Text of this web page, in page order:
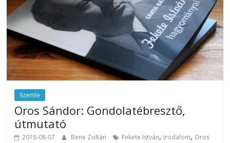
Szemle
Oros Sándor: Gondolatébresztő,
útmutató
2018-08-07 Bene Zoltán Fekete István, irodalom, Oros